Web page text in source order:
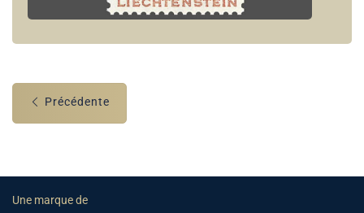
Précédente
Une marque de